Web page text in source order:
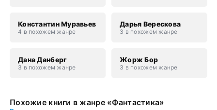
Константин Муравьев
4 в похожем жанре
Дарья Верескова
3 в похожем жанре
Дана Данберг
3 в похожем жанре
Жорж Бор
3 в похожем жанре
Похожие книги в жанре «Фантастика»